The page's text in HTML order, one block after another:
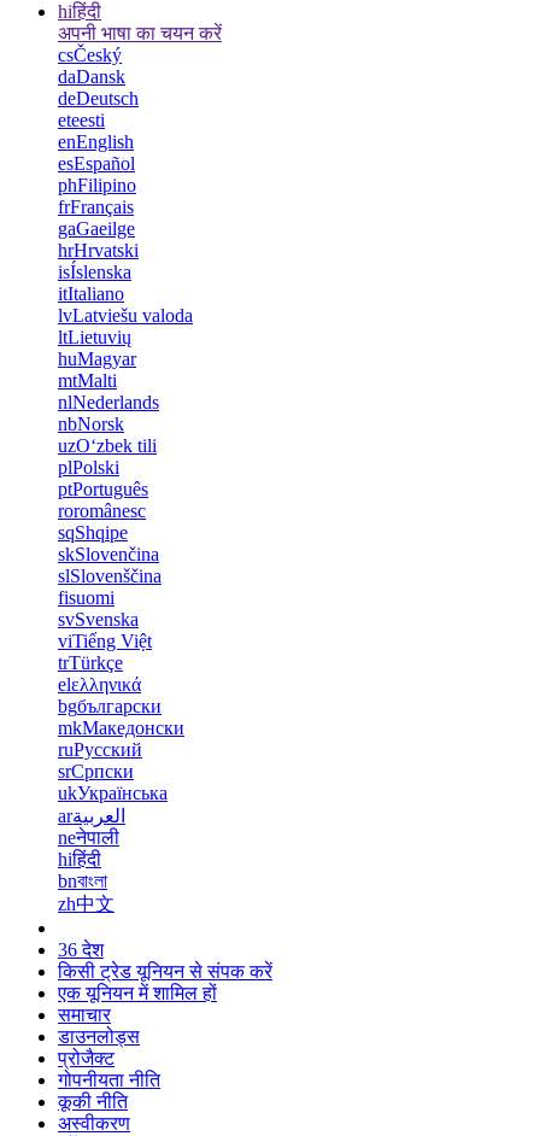
hiहिंदी
अपनी भाषा का चयन करें
csČeský
daDansk
deDeutsch
eteesti
enEnglish
esEspañol
phFilipino
frFrançais
gaGaeilge
hrHrvatski
isÍslenska
itItaliano
lvLatviešu valoda
ltLietuvių
huMagyar
mtMalti
nlNederlands
nbNorsk
uzOʻzbek tili
plPolski
ptPortuguês
roromânesc
sqShqipe
skSlovenčina
slSlovenščina
fisuomi
svSvenska
viTiếng Việt
trTürkçe
elελληνικά
bgбългарски
mkМакедонски
ruРусский
srСрпски
ukУкраїнська
arالعربية
neनेपाली
hiहिंदी
bnবাংলা
zh中文
36 देश
किसी ट्रेड यूनियन से संपक करें
एक यूनियन में शामिल हों
समाचार
डाउनलोड्स
प्रोजैक्ट
गोपनीयता नीति
कूकी नीति
अस्वीकरण